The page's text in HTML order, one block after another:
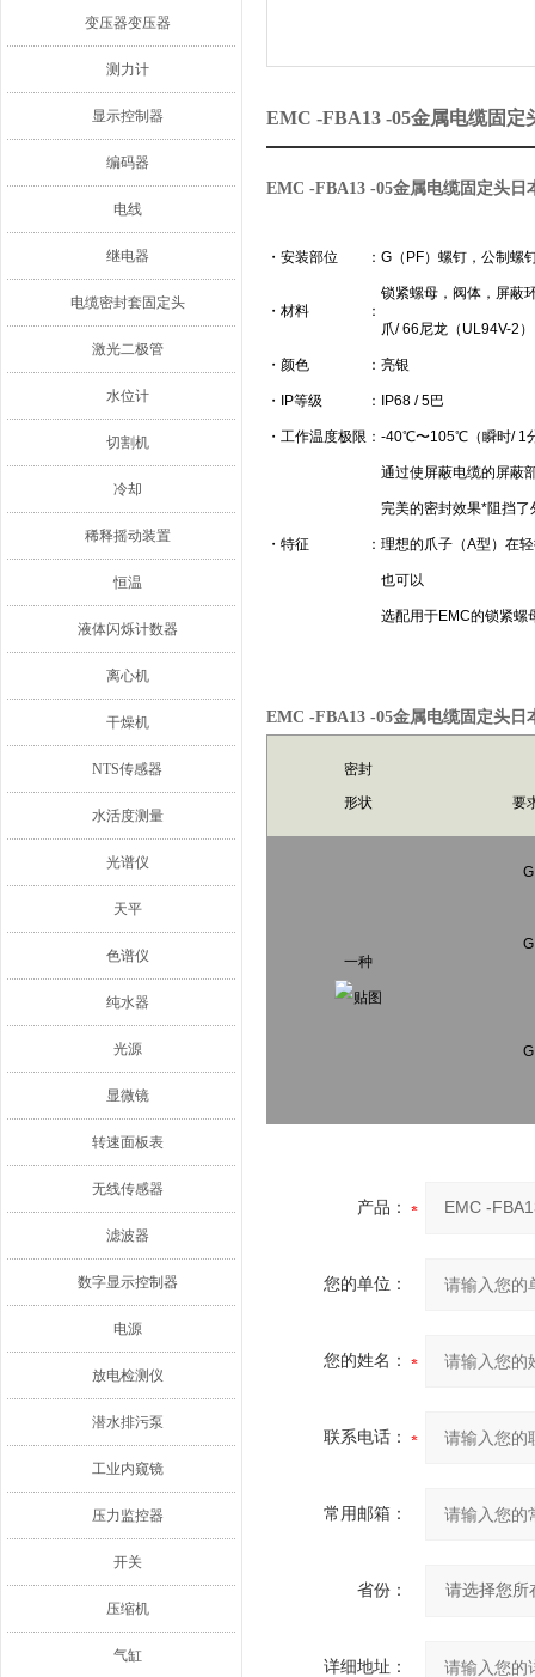
变压器变压器
测力计
显示控制器
编码器
电线
继电器
电缆密封套固定头
激光二极管
水位计
切割机
冷却
稀释摇动装置
恒温
液体闪烁计数器
离心机
干燥机
NTS传感器
水活度测量
光谱仪
天平
色谱仪
纯水器
光源
显微镜
转速面板表
无线传感器
滤波器
数字显示控制器
电源
放电检测仪
潜水排污泵
工业内窥镜
压力监控器
开关
压缩机
气缸
EMC -FBA13 -05金属电缆固定
EMC -FBA13 -05金属电缆固定头日
・ 安装部位 ： G（PF）螺钉，公制螺
・ 材料 ：
锁紧螺母，阀体，屏蔽
爪/ 66尼龙（UL94V-2
・ 颜色 ： 亮银
・ IP等级 ： IP68 / 5巴
・ 工作温度极限 ： -40℃〜105℃（瞬时/ 1
・ 特征 ：
通过使屏蔽电缆的屏蔽
完美的密封效果*阻挡
理想的爪子（A型）在
也可以
选配用于EMC的锁紧螺
EMC -FBA13 -05金属电缆固定头日
密封
形状
要
一种
产品：
您的单位：
您的姓名：
联系电话：
常用邮箱：
省份：
详细地址：